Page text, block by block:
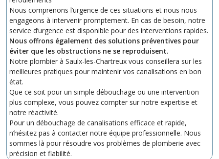
Nous comprenons l’urgence de ces situations et nous nous
engageons à intervenir promptement. En cas de besoin, notre
service d’urgence est disponible pour des interventions rapides.
Nous offrons également des solutions préventives pour
éviter que les obstructions ne se reproduisent.
Notre plombier à Saulx-les-Chartreux vous conseillera sur les
meilleures pratiques pour maintenir vos canalisations en bon
état.
Que ce soit pour un simple débouchage ou une intervention
plus complexe, vous pouvez compter sur notre expertise et
notre réactivité.
Pour un débouchage de canalisations efficace et rapide,
n’hésitez pas à contacter notre équipe professionnelle. Nous
sommes là pour résoudre vos problèmes de plomberie avec
précision et fiabilité.